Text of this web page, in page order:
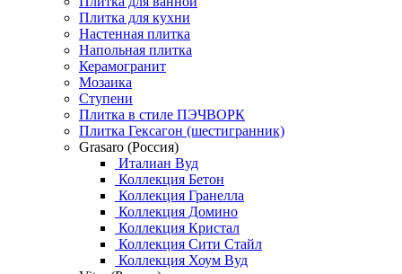
Плитка для кухни
Настенная плитка
Напольная плитка
Керамогранит
Мозаика
Ступени
Плитка в стиле ПЭЧВОРК
Плитка Гексагон (шестигранник)
Grasaro (Россия)
Италиан Вуд
Коллекция Бетон
Коллекция Гранелла
Коллекция Домино
Коллекция Кристал
Коллекция Сити Стайл
Коллекция Хоум Вуд